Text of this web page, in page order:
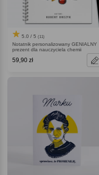
5.0 / 5 (11)
Notatnik personalizowany GENIALNY
prezent dla nauczyciela chemii
59,90 zł